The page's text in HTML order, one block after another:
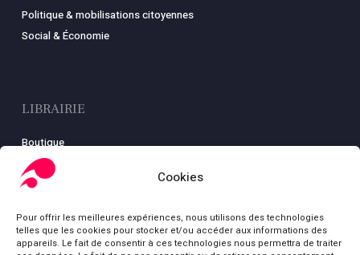
Cookies
Pour offrir les meilleures expériences, nous utilisons des technologies
telles que les cookies pour stocker et/ou accéder aux informations des
appareils. Le fait de consentir à ces technologies nous permettra de traiter
Politique & mobilisations citoyennes
Social & Économie
LIBRAIRIE
Boutique
Carte
Mon compte
Mentions légales